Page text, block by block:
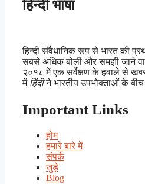
हिन्दी भाषा
हिन्दी संवैधानिक रूप से भारत की
सबसे अधिक बोली और समझी जाने
२०१८ में एक सर्वेक्षण के हवाले से
में हिंदीने भारतीय उपभोक्ताओं के
Important Links
होम
हमारे बारे में
संपर्क
जुड़े
Blog